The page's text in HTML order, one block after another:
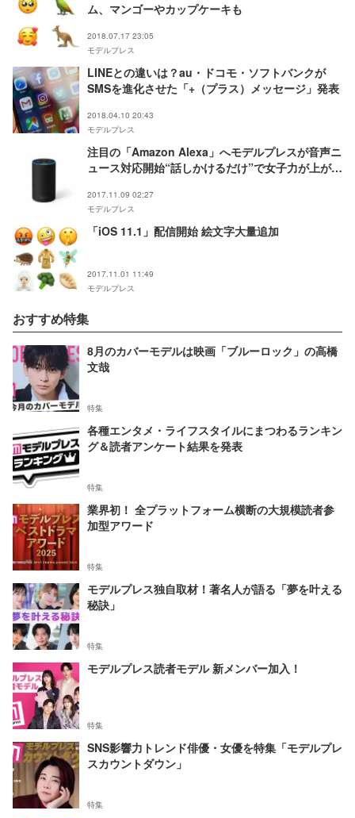
ム、マンゴーやカップケーキも
2018.07.17 23:05
モデルプレス
LINEとの違いは？au・ドコモ・ソフトバンクが
SMSを進化させた「+（プラス）メッセージ」発表
2018.04.10 20:43
モデルプレス
注目の「Amazon Alexa」へモデルプレスが音声ニ
ュース対応開始“話しかけるだけ”で女子力が上がる
2017.11.09 02:27
モデルプレス
「iOS 11.1」配信開始 絵文字大量追加
2017.11.01 11:49
モデルプレス
おすすめ特集
8月のカバーモデルは映画「ブルーロック」の高橋
文哉
特集
各種エンタメ・ライフスタイルにまつわるランキン
グ＆読者アンケート結果を発表
特集
業界初！ 全プラットフォーム横断の大規模読者参
加型アワード
特集
モデルプレス独自取材！著名人が語る「夢を叶える
秘訣」
特集
モデルプレス読者モデル 新メンバー加入！
特集
SNS影響力トレンド俳優・女優を特集「モデルプレ
スカウントダウン」
特集